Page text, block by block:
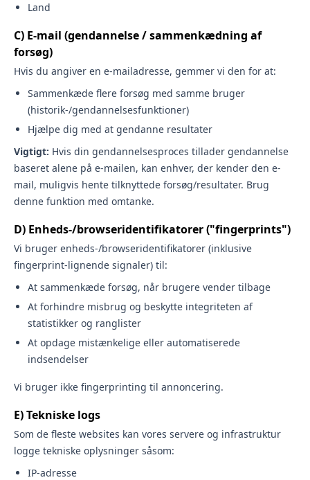
Land
C) E-mail (gendannelse / sammenkædning af
forsøg)
Hvis du angiver en e-mailadresse, gemmer vi den for at:
Sammenkæde flere forsøg med samme bruger
(historik-/gendannelsesfunktioner)
Hjælpe dig med at gendanne resultater
Vigtigt: Hvis din gendannelsesproces tillader gendannelse
baseret alene på e-mailen, kan enhver, der kender den e-
mail, muligvis hente tilknyttede forsøg/resultater. Brug
denne funktion med omtanke.
D) Enheds-/browseridentifikatorer ("fingerprints")
Vi bruger enheds-/browseridentifikatorer (inklusive
fingerprint-lignende signaler) til:
At sammenkæde forsøg, når brugere vender tilbage
At forhindre misbrug og beskytte integriteten af
statistikker og ranglister
At opdage mistænkelige eller automatiserede
indsendelser
Vi bruger ikke fingerprinting til annoncering.
E) Tekniske logs
Som de fleste websites kan vores servere og infrastruktur
logge tekniske oplysninger såsom:
IP-adresse